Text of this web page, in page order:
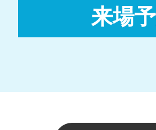
来場